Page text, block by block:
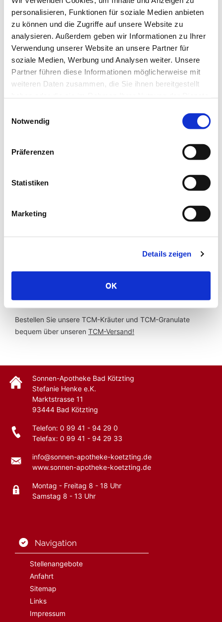
personalisieren, Funktionen für soziale Medien anbieten
zu können und die Zugriffe auf unsere Website zu
analysieren. Außerdem geben wir Informationen zu Ihrer
Verwendung unserer Website an unsere Partner für
soziale Medien, Werbung und Analysen weiter. Unsere
Partner führen diese Informationen möglicherweise mit
weiteren Daten zusammen, die Sie ihnen bereitgestellt
Cookies, wenn Sie unsere Webseite weiterhin nutzen.
Notwendig
Präferenzen
Statistiken
Marketing
Details zeigen
OK
Regenwurm
Englische Bezeichnung:
earthworm
Funktionskreisbezug:
Leber, Lunge, Magen, Milz, Niere
Wirkrichtung:
Geschmack:
Temperatur
Kochzeit:
3-10g
Keine Beschreibung vorhanden.
TCM-Versand und weitere Informationen
Bestellen Sie unsere TCM-Kräuter und TCM-Granulate
bequem über unseren TCM-Versand!
Sonnen-Apotheke Bad Kötzting
Stefanie Henke e.K.
Marktstrasse 11
93444 Bad Kötzting
Telefon: 0 99 41 - 94 29 0
Telefax: 0 99 41 - 94 29 33
info@sonnen-apotheke-koetzting.de
www.sonnen-apotheke-koetzting.de
Montag - Freitag 8 - 18 Uhr
Samstag 8 - 13 Uhr
Navigation
Stellenangebote
Anfahrt
Sitemap
Links
Impressum